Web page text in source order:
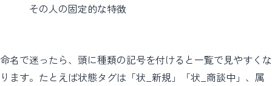
その人の固定的な特徴
命名で迷ったら、頭に種類の記号を付けると一覧で見やすくな
ります。たとえば状態タグは「状_新規」「状_商談中」、属